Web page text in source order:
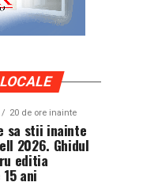
20 de ore inainte
sa stii inainte
2026. Ghidul
editia
ani